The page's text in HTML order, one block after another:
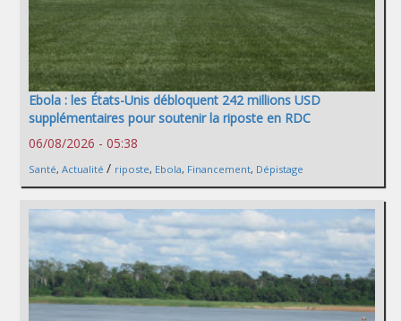
Ebola : les États-Unis débloquent 242 millions USD
supplémentaires pour soutenir la riposte en RDC
06/08/2026 - 05:38
Santé, Actualité / riposte, Ebola, Financement, Dépistage